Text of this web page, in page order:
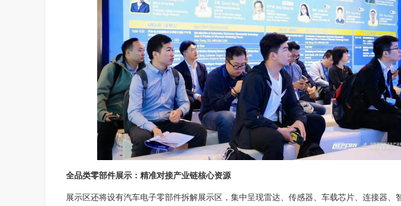
全品类零部件展示：精准对接产业链核心资源
展示区还将设有汽车电子零部件拆解展示区，集中呈现雷达、传感器、车载芯片、连接器、